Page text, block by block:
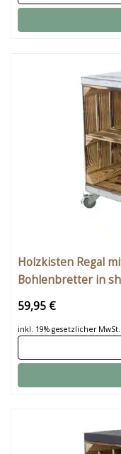
Holzkisten Regal
Bohlenbretter in
59,95 €
inkl. 19% gesetzlicher MwSt.